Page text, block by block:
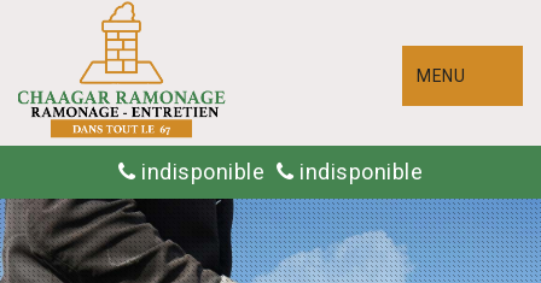
MENU
indisponible indisponible